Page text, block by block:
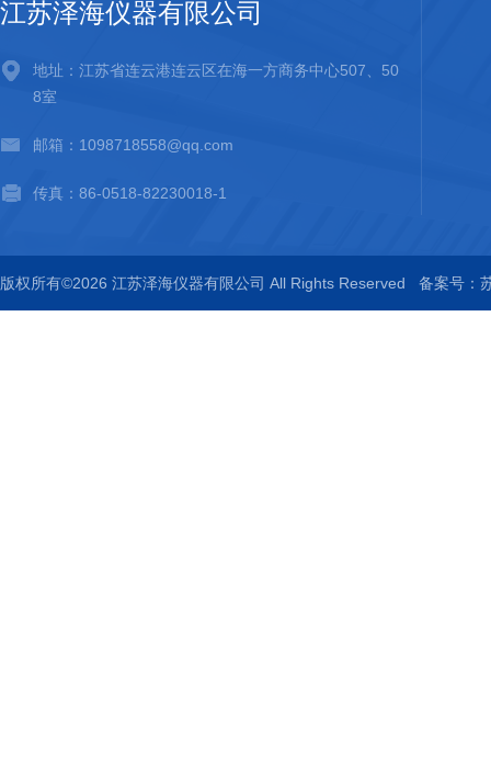
江苏泽海仪器有限公司
地址：江苏省连云港连云区在海一方商务中心507、50
8室
邮箱：1098718558@qq.com
传真：86-0518-82230018-1
版权所有©2026 江苏泽海仪器有限公司 All Rights Reserved 备案号：